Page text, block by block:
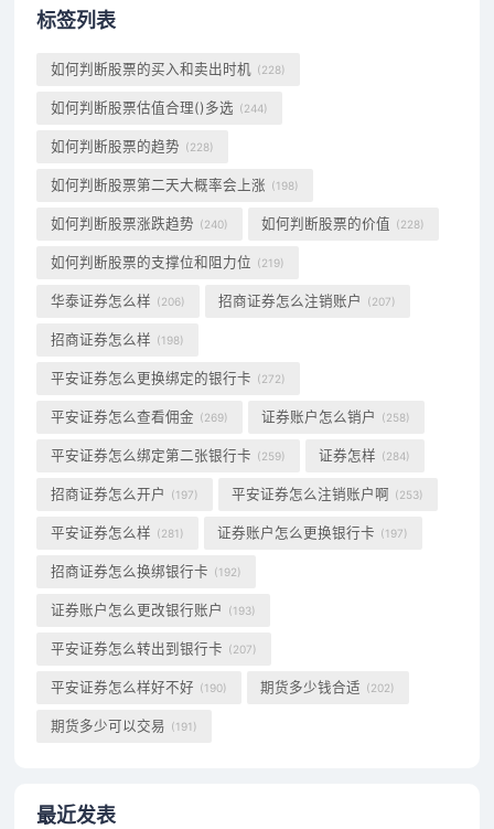
标签列表
如何判断股票的买入和卖出时机 (228)
如何判断股票估值合理()多选 (244)
如何判断股票的趋势 (228)
如何判断股票第二天大概率会上涨 (198)
如何判断股票涨跌趋势 (240) 如何判断股票的价值 (228)
如何判断股票的支撑位和阻力位 (219)
华泰证券怎么样 (206) 招商证券怎么注销账户 (207)
招商证券怎么样 (198)
平安证券怎么更换绑定的银行卡 (272)
平安证券怎么查看佣金 (269) 证券账户怎么销户 (258)
平安证券怎么绑定第二张银行卡 (259) 证券怎样 (284)
招商证券怎么开户 (197) 平安证券怎么注销账户啊 (253)
平安证券怎么样 (281) 证券账户怎么更换银行卡 (197)
招商证券怎么换绑银行卡 (192)
证券账户怎么更改银行账户 (193)
平安证券怎么转出到银行卡 (207)
平安证券怎么样好不好 (190) 期货多少钱合适 (202)
期货多少可以交易 (191)
最近发表